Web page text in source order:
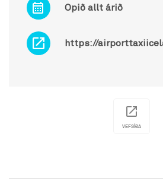
Opið allt árið
https://
VEFSÍÐA